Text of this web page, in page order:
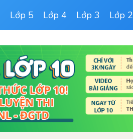
Lớp 5 Lớp 4 Lớp 3 Lớp 2